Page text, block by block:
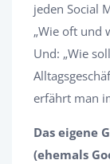
jeden Social
„Wie oft und
Und: „Wie
erfährt man
Das eigene
(ehemals